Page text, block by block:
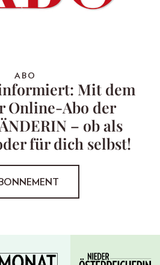
ABO
Mit dem
Online-Abo der
– ob als
für dich selbst!